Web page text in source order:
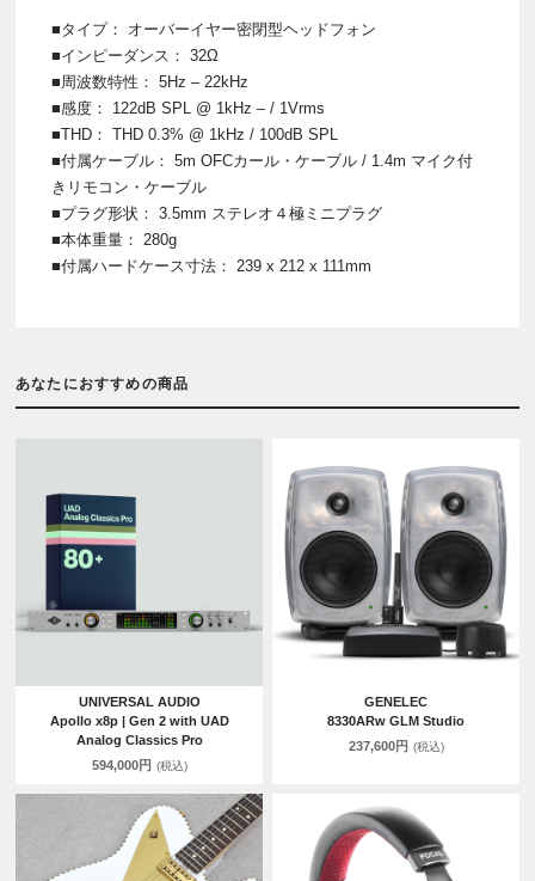
■タイプ： オーバーイヤー密閉型ヘッドフォン
■インピーダンス： 32Ω
■周波数特性： 5Hz – 22kHz
■感度： 122dB SPL @ 1kHz – / 1Vrms
■THD： THD 0.3% @ 1kHz / 100dB SPL
■付属ケーブル： 5m OFCカール・ケーブル / 1.4m マイク付
きリモコン・ケーブル
■プラグ形状： 3.5mm ステレオ４極ミニプラグ
■本体重量： 280g
■付属ハードケース寸法： 239 x 212 x 111mm
あなたにおすすめの商品
UNIVERSAL AUDIO
Apollo x8p | Gen 2 with UAD
Analog Classics Pro
594,000円 (税込)
GENELEC
8330ARw GLM Studio
237,600円 (税込)